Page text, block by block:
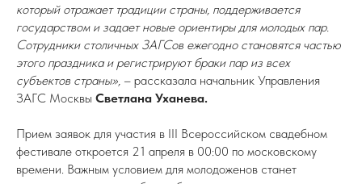
который отражает традиции страны, поддерживается
государством и задает новые ориентиры для молодых пар.
Сотрудники столичных ЗАГСов ежегодно становятся частью
этого праздника и регистрируют браки пар из всех
субъектов страны», – рассказала начальник Управления
ЗАГС Москвы Светлана Уханева.
Прием заявок для участия в III Всероссийском свадебном
фестивале откроется 21 апреля в 00:00 по московскому
времени. Важным условием для молодоженов станет